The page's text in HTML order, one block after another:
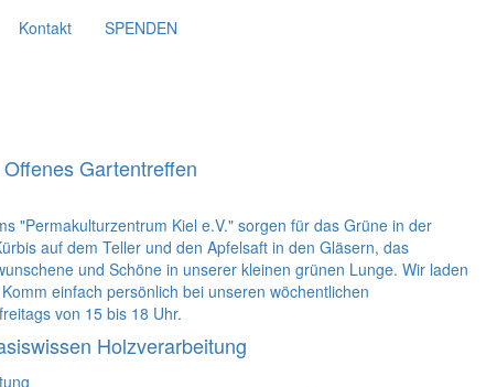
Kontakt SPENDEN
Offenes Gartentreffen
"Permakulturzentrum Kiel e.V." sorgen für das Grüne in der
auf dem Teller und den Apfelsaft in den Gläsern, das
und Schöne in unserer kleinen grünen Lunge. Wir laden
einfach persönlich bei unseren wöchentlichen
von 15 bis 18 Uhr.
Holzverarbeitung